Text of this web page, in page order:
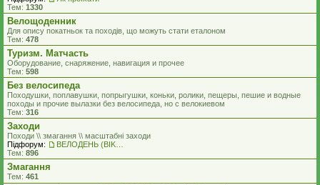
Тем: 1330
Велощоденник
Для опису покатньок та походів, що можуть стати еталоном
Тем: 478
Туризм. Матчасть
Оборудование, снаряжение, навигация и прочее
Тем: 598
Без велосипеда
Походушки, поплавушки, попрыгушки, коньки, ролики, пещеры, пешие и водные
походы и прочие вылазки без велосипеда, но с велокиевом
Тем: 316
Заходи
Походи \\ змагання \\ масштабні заходи
Підфорум:
Тем: 896
Змагання
Тем: 461